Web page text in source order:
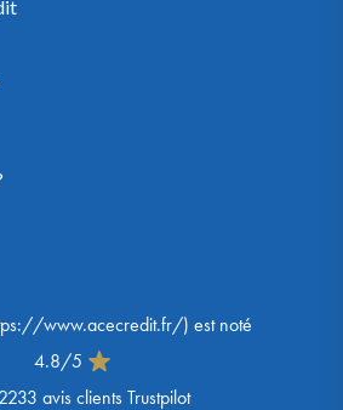
www.acecredit.fr/) est noté
4.8/5
2233 avis clients Trustpilot